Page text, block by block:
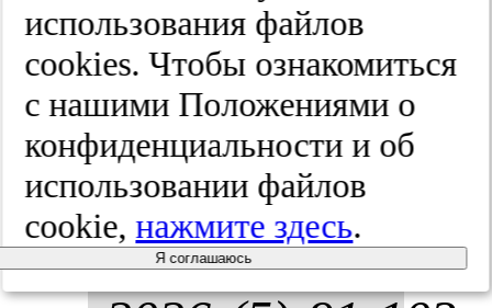
ана­лиз).
Хи­рур­гия.
Жур­нал им.
Н.И. Пи­ро­
го­ва.
использования файлов
cооkies. Чтобы ознакомиться
с нашими Положениями о
конфиденциальности и об
использовании файлов
cookie,нажмите здесь.
Я соглашаюсь